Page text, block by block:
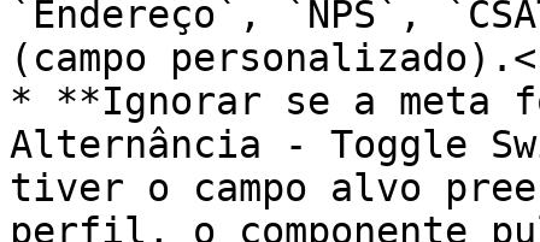
`Endereço`, `NPS`,
(campo
* **Ignorar se a meta
Alternância - Toggle
tiver o campo alvo
perfil, o componente